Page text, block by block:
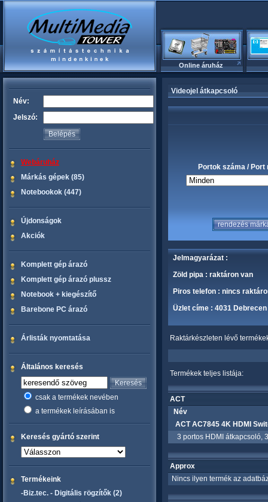
Online áruház
Név:
Jelszó:
Webáruház
Márkás gépek (85)
Notebookok (447)
Újdonságok
Akciók
Komplett gép árazó
Komplett gép árazó plussz
Notebook + kiegészítő
Barebone PC árazó
Árlisták nyomtatása
Általános keresés
csak a termékek nevében
a termékek leírásában is
Keresés gyártó szerint
Termékeink
-Biz.tec. - Digitális rögzítők (2)
Videojel átkapcsoló
Portok száma / Port
Jelmagyarázat :
Zöld pipa : raktáron van
Piros telefon : nincs
Üzlet címe : 4031
Raktárkészleten lévő
Termékek teljes listája:
ACT
Név
ACT AC7845 4K HDMI
3 portos HDMI átkapcsoló,
Approx
Nincs ilyen termék az